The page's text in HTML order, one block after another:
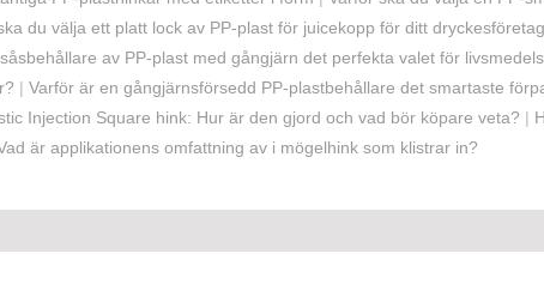
du välja ett platt lock av PP-plast för juicekopp för ditt dryckesföretag
av PP-plast med gångjärn det perfekta valet för
| Varför är en gångjärnsförsedd PP-plastbehållare det smartaste
Injection Square hink: Hur är den gjord och vad bör köpare veta? |
är applikationens omfattning av i mögelhink som klistrar in?